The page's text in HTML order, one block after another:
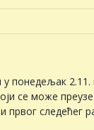
понедељак 2.11.
се може
првог следећег